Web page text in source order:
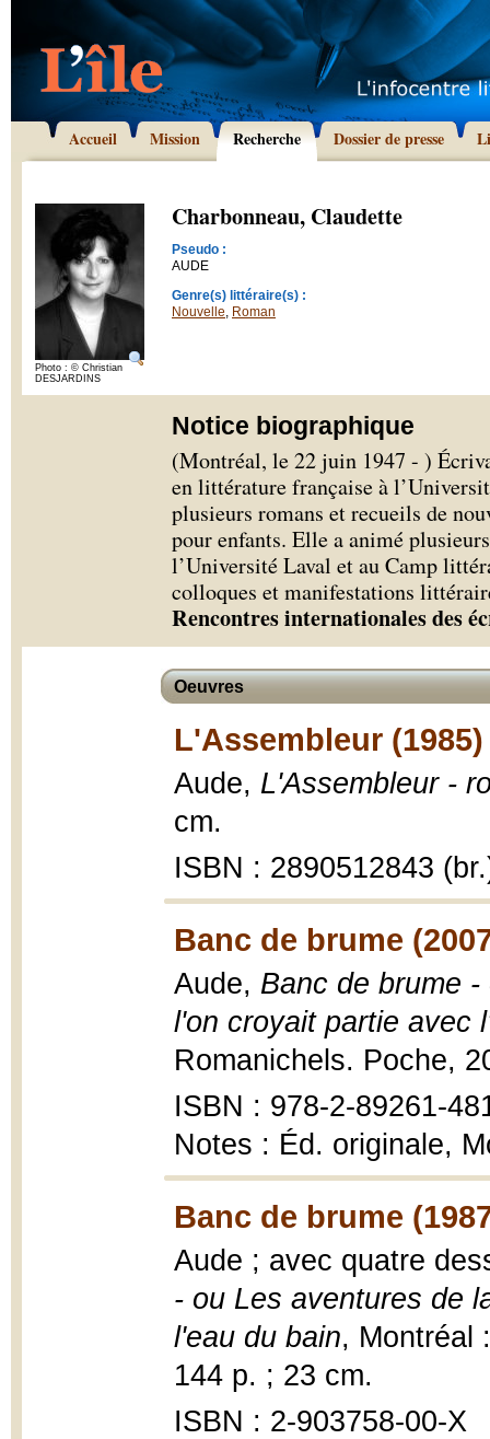
Accueil Mission Recherche Dossier de presse
Photo : © Christian
DESJARDINS
Charbonneau, Claudette
Pseudo :
AUDE
Genre(s) littéraire(s) :
Nouvelle, Roman
Notice biographique
(Montréal, le 22 juin 1947 - )
en littérature française à
plusieurs romans et recueils de
pour enfants. Elle a animé
l’Université Laval et au Camp
colloques et manifestations
Rencontres internationales des
Oeuvres
L'Assembleur (1985)
Aude, L'Assembleur -
cm.
ISBN : 2890512843
Banc de brume
Aude, Banc de brume
l'on croyait partie avec
Romanichels. Poche,
ISBN : 978-2-89261-
Notes : Éd. originale,
Banc de brume
Aude ; avec quatre
- ou Les aventures de
l'eau du bain, Montréal
144 p. ; 23 cm.
ISBN : 2-903758-00-X